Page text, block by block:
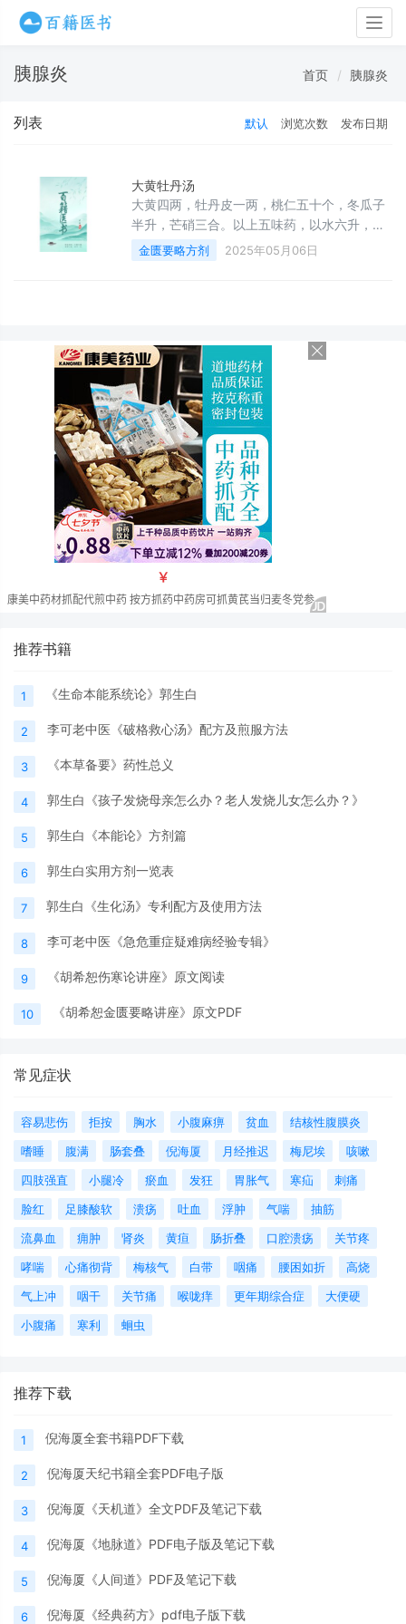
胰腺炎 首页 胰腺炎
列表 默认 浏览次数 发布日期
大黄牡丹汤
大黄四两，牡丹皮一两，桃仁五十个，冬瓜子
半升，芒硝三合。以上五味药，以水六升，煮
取一升，去掉药渣，加入芒硝，再煎至沸腾，
一次性服下，有脓则从大便排出，如无脓则从
金匮要略方剂 2025年05月06日
推荐书籍
1 《生命本能系统论》郭生白
2 李可老中医《破格救心汤》配方及煎服方法
3 《本草备要》药性总义
4 郭生白《孩子发烧母亲怎么办？老人发烧儿女怎么办？》
5 郭生白《本能论》方剂篇
6 郭生白实用方剂一览表
7 郭生白《生化汤》专利配方及使用方法
8 李可老中医《急危重症疑难病经验专辑》
9 《胡希恕伤寒论讲座》原文阅读
10 《胡希恕金匮要略讲座》原文PDF
常见症状
容易悲伤 拒按 胸水 小腹麻痹 贫血
结核性腹膜炎
嗜睡
腹满 肠套叠 倪海厦 月经推迟 梅尼埃
咳嗽
四肢强直
小腿冷 瘀血 发狂 胃胀气 寒疝
刺痛
脸红
足膝酸软 溃疡 吐血 浮肿 气喘
抽筋
流鼻血
痈肿 肾炎 黄疸 肠折叠 口腔溃疡
关节疼
哮喘
心痛彻背 梅核气 白带 咽痛 腰困如折
高烧
气上冲
咽干 关节痛 喉咙痒 更年期综合症
大便硬
小腹痛
寒利 蛔虫
推荐下载
1 倪海厦全套书籍PDF下载
2 倪海厦天纪书籍全套PDF电子版
3 倪海厦《天机道》全文PDF及笔记下载
4 倪海厦《地脉道》PDF电子版及笔记下载
5 倪海厦《人间道》PDF及笔记下载
6 倪海厦《经典药方》pdf电子版下载